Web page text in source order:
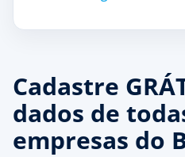
Cadastre
dados de
empresas do